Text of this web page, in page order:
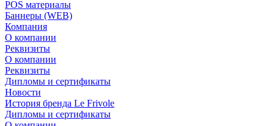
POS материалы
Баннеры (WEB)
Компания
О компании
Реквизиты
О компании
Реквизиты
Дипломы и сертификаты
Новости
История бренда Le Frivole
Дипломы и сертификаты